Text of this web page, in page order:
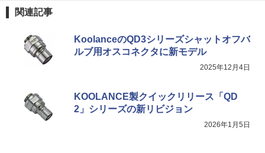
関連記事
KoolanceのQD3シリーズシャットオフバ
ルブ用オスコネクタに新モデル
2025年12月4日
KOOLANCE製クイックリリース「QD
2」シリーズの新リビジョン
2026年1月5日